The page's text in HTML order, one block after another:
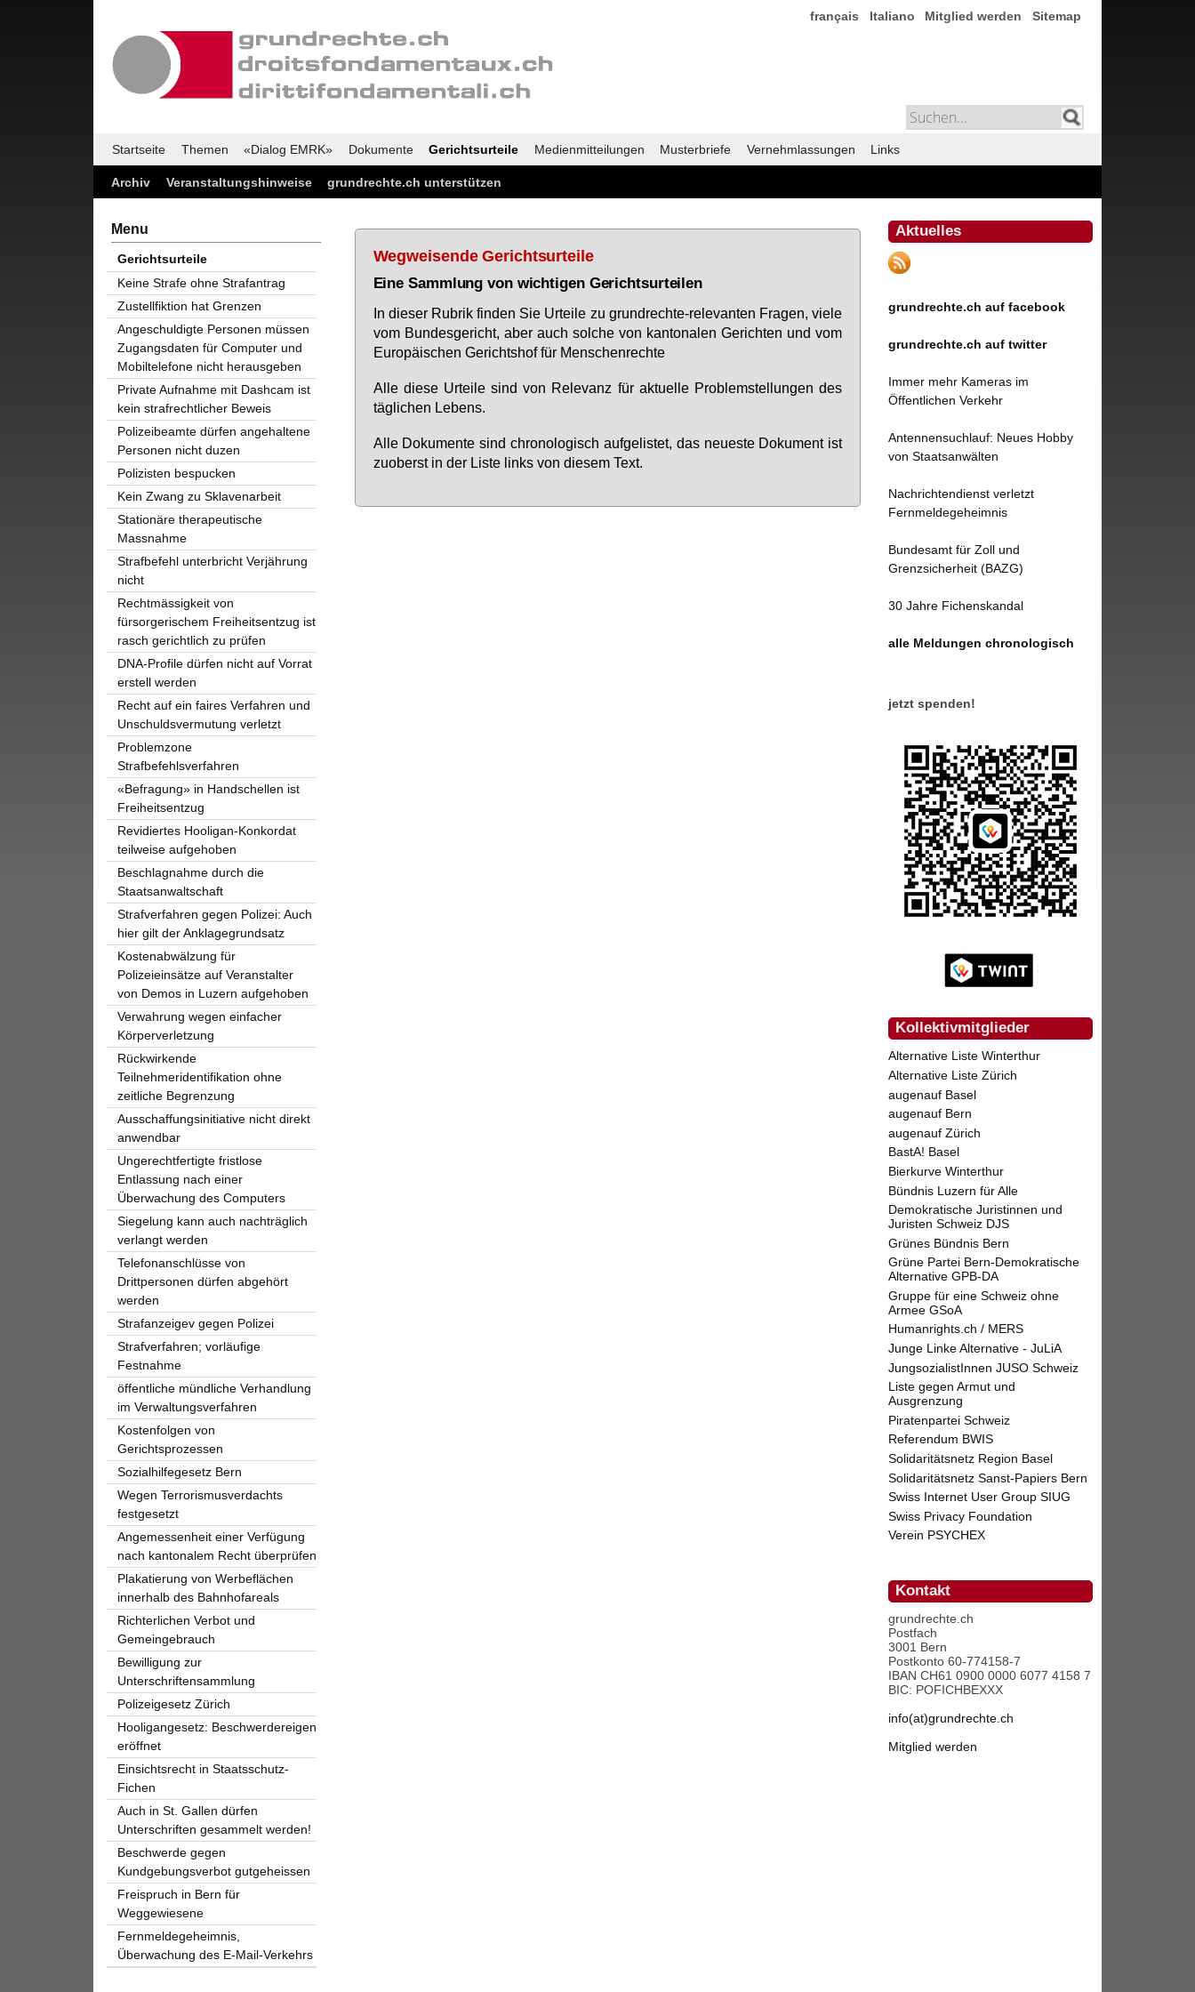
français Italiano Mitglied werden Sitemap
Startseite Themen «Dialog EMRK» Dokumente Gerichtsurteile Medienmitteilungen Musterbriefe Vernehmlassungen Links
Archiv Veranstaltungshinweise grundrechte.ch unterstützen
Weg­wei­sen­de Ge­richts­ur­tei­le
Ei­ne Samm­lung von wich­ti­gen Ge­richts­ur­tei­len
In die­ser Ru­brik fin­den Sie Ur­tei­le zu grund­rech­te-re­le­van­ten Fra­gen, vie­le
vom Bun­des­ge­richt, aber auch sol­che von kan­to­na­len Ge­rich­ten und vom
Eu­ro­päi­schen Ge­richts­hof für Men­schen­rech­te
Al­le die­se Ur­tei­le sind von Re­le­vanz für ak­tu­el­le Pro­blem­stel­lun­gen des
täg­li­chen Le­bens.
Al­le Do­ku­men­te sind chro­no­lo­gisch auf­ge­lis­tet, das neu­es­te Do­ku­ment ist
zu­oberst in der Lis­te links von die­sem Text.
Aktuelles
grundrechte.ch auf facebook
grundrechte.ch auf twitter
Immer mehr Kameras im
Öffentlichen Verkehr
Antennensuchlauf: Neues Hobby
von Staatsanwälten
Nachrichtendienst verletzt
Fernmeldegeheimnis
Bundesamt für Zoll und
Grenzsicherheit (BAZG)
30 Jahre Fichenskandal
alle Meldungen chronologisch
jetzt spenden!
Kollektivmitglieder
Alternative Liste Winterthur
Alternative Liste Zürich
augenauf Basel
augenauf Bern
augenauf Zürich
BastA! Basel
Bierkurve Winterthur
Bündnis Luzern für Alle
Demokratische Juristinnen und
Juristen Schweiz DJS
Grünes Bündnis Bern
Grüne Partei Bern-Demokratische
Alternative GPB-DA
Gruppe für eine Schweiz ohne
Armee GSoA
Humanrights.ch / MERS
Junge Linke Alternative - JuLiA
JungsozialistInnen JUSO Schweiz
Liste gegen Armut und
Ausgrenzung
Piratenpartei Schweiz
Referendum BWIS
Solidaritätsnetz Region Basel
Solidaritätsnetz Sanst-Papiers Bern
Swiss Internet User Group SIUG
Swiss Privacy Foundation
Verein PSYCHEX
Kontakt
grundrechte.ch
Postfach
3001 Bern
Postkonto 60-774158-7
IBAN CH61 0900 0000 6077 4158 7
BIC: POFICHBEXXX
info(at)grundrechte.ch
Mitglied werden
Menu
Gerichtsurteile
Keine Strafe ohne Strafantrag
Zustellfiktion hat Grenzen
Angeschuldigte Personen müssen
Zugangsdaten für Computer und
Mobiltelefone nicht herausgeben
Private Aufnahme mit Dashcam ist
kein strafrechtlicher Beweis
Polizeibeamte dürfen angehaltene
Personen nicht duzen
Polizisten bespucken
Kein Zwang zu Sklavenarbeit
Stationäre therapeutische
Massnahme
Strafbefehl unterbricht Verjährung
nicht
Rechtmässigkeit von
fürsorgerischem Freiheitsentzug ist
rasch gerichtlich zu prüfen
DNA-Profile dürfen nicht auf Vorrat
erstell werden
Recht auf ein faires Verfahren und
Unschuldsvermutung verletzt
Problemzone
Strafbefehlsverfahren
«Befragung» in Handschellen ist
Freiheitsentzug
Revidiertes Hooligan-Konkordat
teilweise aufgehoben
Beschlagnahme durch die
Staatsanwaltschaft
Strafverfahren gegen Polizei: Auch
hier gilt der Anklagegrundsatz
Kostenabwälzung für
Polizeieinsätze auf Veranstalter
von Demos in Luzern aufgehoben
Verwahrung wegen einfacher
Körperverletzung
Rückwirkende
Teilnehmeridentifikation ohne
zeitliche Begrenzung
Ausschaffungsinitiative nicht direkt
anwendbar
Ungerechtfertigte fristlose
Entlassung nach einer
Überwachung des Computers
Siegelung kann auch nachträglich
verlangt werden
Telefonanschlüsse von
Drittpersonen dürfen abgehört
werden
Strafanzeigev gegen Polizei
Strafverfahren; vorläufige
Festnahme
öffentliche mündliche Verhandlung
im Verwaltungsverfahren
Kostenfolgen von
Gerichtsprozessen
Sozialhilfegesetz Bern
Wegen Terrorismusverdachts
festgesetzt
Angemessenheit einer Verfügung
nach kantonalem Recht überprüfen
Plakatierung von Werbeflächen
innerhalb des Bahnhofareals
Richterlichen Verbot und
Gemeingebrauch
Bewilligung zur
Unterschriftensammlung
Polizeigesetz Zürich
Hooligangesetz: Beschwerdereigen
eröffnet
Einsichtsrecht in Staatsschutz-
Fichen
Auch in St. Gallen dürfen
Unterschriften gesammelt werden!
Beschwerde gegen
Kundgebungsverbot gutgeheissen
Freispruch in Bern für
Weggewiesene
Fernmeldegeheimnis,
Überwachung des E-Mail-Verkehrs